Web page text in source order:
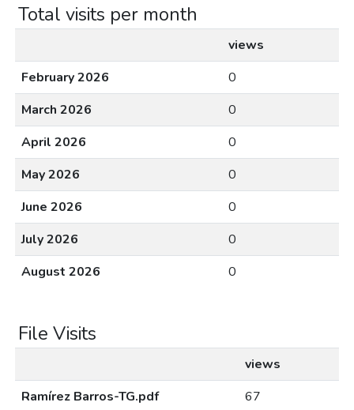
Total visits per month
views
February 2026
0
March 2026
0
April 2026
0
May 2026
0
June 2026
0
July 2026
0
August 2026
0
File Visits
views
Ramírez Barros-TG.pdf
67